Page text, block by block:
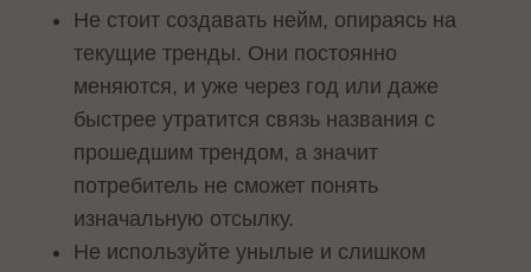
Не стоит создавать нейм, опираясь на
текущие тренды. Они постоянно
меняются, и уже через год или даже
быстрее утратится связь названия с
прошедшим трендом, а значит
потребитель не сможет понять
изначальную отсылку.
Не используйте унылые и слишком